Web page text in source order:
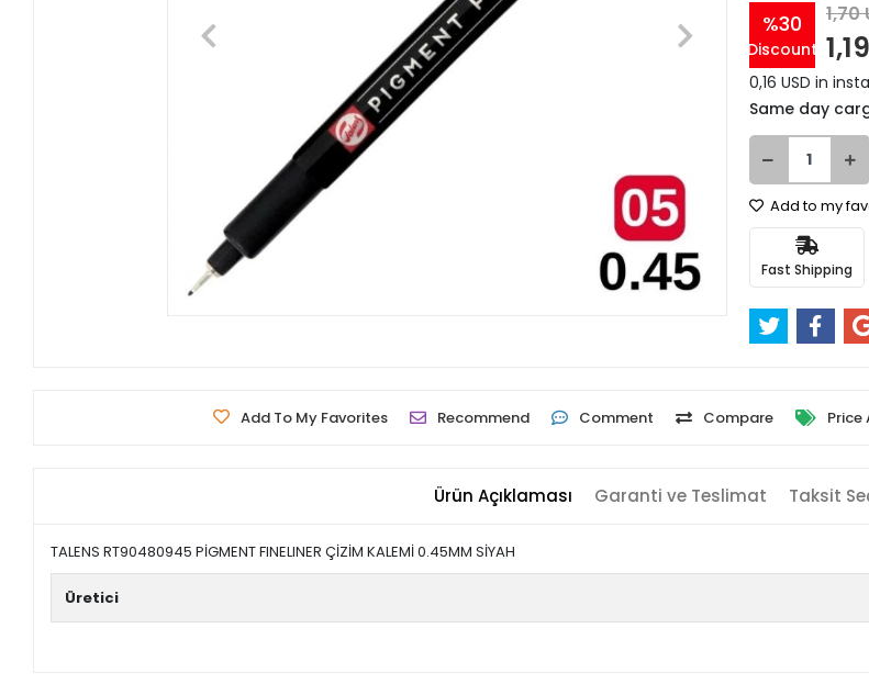
%30
Discount
1,70
0,16 USD in
Same day
Add to my
Fast Shipping
Add To My Favorites Recommend Comment Compare Price
Ürün Açıklaması Garanti ve Teslimat Taksit
TALENS RT90480945 PİGMENT FINELINER ÇİZİM KALEMİ 0.45MM SİYAH
Üretici